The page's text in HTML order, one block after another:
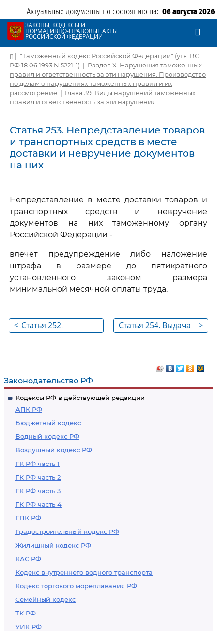
Актуальные документы по состоянию на: 06 августа 2026
ЗАКОНЫ, КОДЕКСЫ И
НОРМАТИВНО-ПРАВОВЫЕ АКТЫ
РОССИЙСКОЙ ФЕДЕРАЦИИ
Законодательство РФ
Кодексы РФ в действующей редакции
АПК РФ
Бюджетный кодекс
Водный кодекс РФ
Воздушный кодекс РФ
ГК РФ часть 1
ГК РФ часть 2
ГК РФ часть 3
ГК РФ часть 4
ГПК РФ
Градостроительный кодекс РФ
Жилищный кодекс РФ
КАС РФ
Кодекс внутреннего водного транспорта
Кодекс торгового мореплавания РФ
Семейный кодекс
ТК РФ
УИК РФ
| "Таможенный кодекс Российской Федерации" (утв. ВС
РФ 18.06.1993 N 5221-1) | Раздел X. Нарушения таможенных
правил и ответственность за эти нарушения. Производство
по делам о нарушениях таможенных правил и их
рассмотрение | Глава 39. Виды нарушений таможенных
правил и ответственность за эти нарушения
Статья 253. Непредставление товаров
и транспортных средств в месте
доставки и невручение документов
на них
Непредставление в месте доставки товаров и
транспортных средств и невручение
документов на них таможенному органу
Российской Федерации -
влечет предупреждение либо наложение
штрафа в размере до пятикратного
установленного законом размера
минимальной месячной оплаты труда.
< Статья 252.
непреодолимой
силы
>
Статья 254. Выдача
органа Российской
Федерации, утрата
или недоставление
в таможенный